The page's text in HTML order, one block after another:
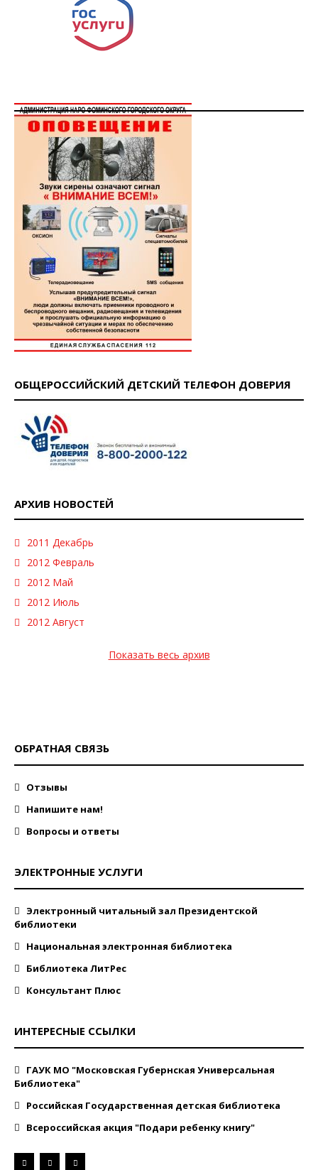
ОБЩЕРОССИЙСКИЙ ДЕТСКИЙ ТЕЛЕФОН ДОВЕРИЯ
АРХИВ НОВОСТЕЙ
2011 Декабрь
2012 Февраль
2012 Май
2012 Июль
2012 Август
Показать весь архив
ОБРАТНАЯ СВЯЗЬ
Отзывы
Напишите нам!
Вопросы и ответы
ЭЛЕКТРОННЫЕ УСЛУГИ
Электронный читальный зал Президентской
библиотеки
Национальная электронная библиотека
Библиотека ЛитРес
Консультант Плюс
ИНТЕРЕСНЫЕ ССЫЛКИ
ГАУК МО "Московская Губернская Универсальная
Библиотека"
Российская Государственная детская библиотека
Всероссийская акция "Подари ребенку книгу"